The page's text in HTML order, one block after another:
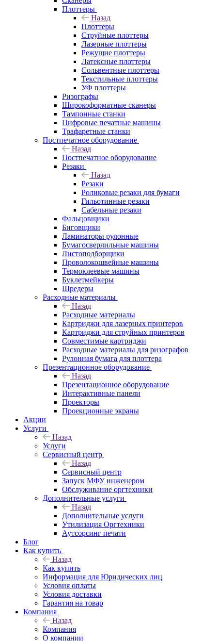
Плоттеры
Назад
Плоттеры
Струйные плоттеры
Лазерные плоттеры
Режущие плоттеры
Латексные плоттеры
Сольвентные плоттеры
Текстильные плоттеры
УФ плоттеры
Ризографы
Широкоформатные сканеры
Тампонные станки
Цифровые печатные машины
Трафаретные станки
Постпечатное оборудование
Назад
Постпечатное оборудование
Резаки
Назад
Резаки
Роликовые резаки для бумаги
Гильотинные резаки
Сабельные резаки
Фальцовщики
Биговщики
Ламинаторы рулонные
Бумагосверлильные машины
Листоподборщики
Проволокошвейные машины
Термоклеевые машины
Буклетмейкеры
Шредеры
Расходные материалы
Назад
Расходные материалы
Картриджи для лазерных принтеров
Картриджи для струйных принтеров
Совместимые картриджи
Расходные материалы для ризографов
Рулонная бумага для плоттера
Презентационное оборудование
Назад
Презентационное оборудование
Интерактивные панели
Проекторы
Проекционные экраны
Акции
Услуги
Назад
Услуги
Сервисный центр
Назад
Сервисный центр
Запуск МФУ инженером
Обслуживание оргтехники
Дополнительные услуги
Назад
Дополнительные услуги
Утилизация Оргтехники
Аутсорсинг печати
Блог
Как купить
Назад
Как купить
Информация для Юридических лиц
Условия оплаты
Условия доставки
Гарантия на товар
Компания
Назад
Компания
О компании